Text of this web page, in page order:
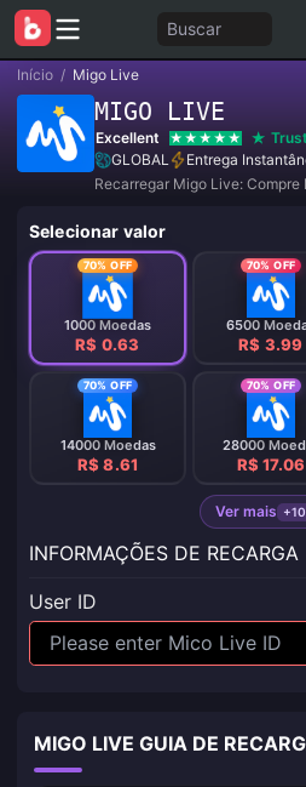
Buscar
Início / Migo Live
MIGO LIVE
Excellent
GLOBAL
Entrega
Recarregar Migo Live:
Selecionar valor
70% OFF
1000 Moedas
R$ 0.63
70% OFF
6500
R$ 3.99
70% OFF
14000 Moedas
R$ 8.61
70% OFF
28000
R$ 17.06
Ver mais +10
INFORMAÇÕES DE RECARGA
User ID
MIGO LIVE GUIA DE